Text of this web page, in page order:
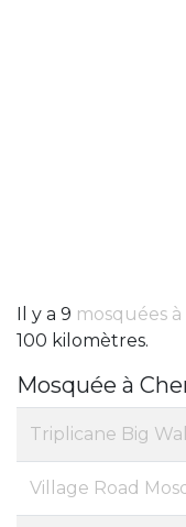
Il y a 9 mosquées
100 kilomètres.
Mosquée à
Triplicane Big
Village Road